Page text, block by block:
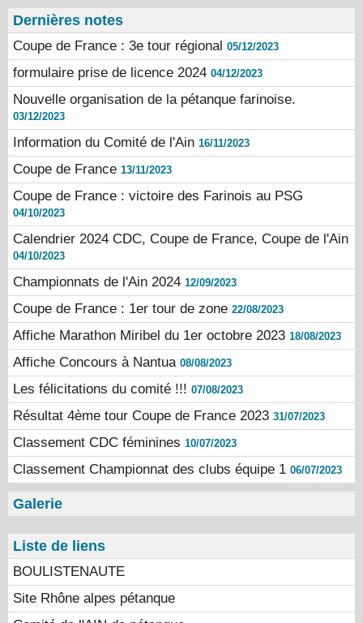
Dernières notes
Coupe de France : 3e tour régional 05/12/2023
formulaire prise de licence 2024 04/12/2023
Nouvelle organisation de la pétanque farinoise.
03/12/2023
Information du Comité de l'Ain 16/11/2023
Coupe de France 13/11/2023
Coupe de France : victoire des Farinois au PSG
04/10/2023
Calendrier 2024 CDC, Coupe de France, Coupe de l'Ain
04/10/2023
Championnats de l'Ain 2024 12/09/2023
Coupe de France : 1er tour de zone 22/08/2023
Affiche Marathon Miribel du 1er octobre 2023 18/08/2023
Affiche Concours à Nantua 08/08/2023
Les félicitations du comité !!! 07/08/2023
Résultat 4ème tour Coupe de France 2023 31/07/2023
Classement CDC féminines 10/07/2023
Classement Championnat des clubs équipe 1 06/07/2023
Galerie
Liste de liens
BOULISTENAUTE
Site Rhône alpes pétanque